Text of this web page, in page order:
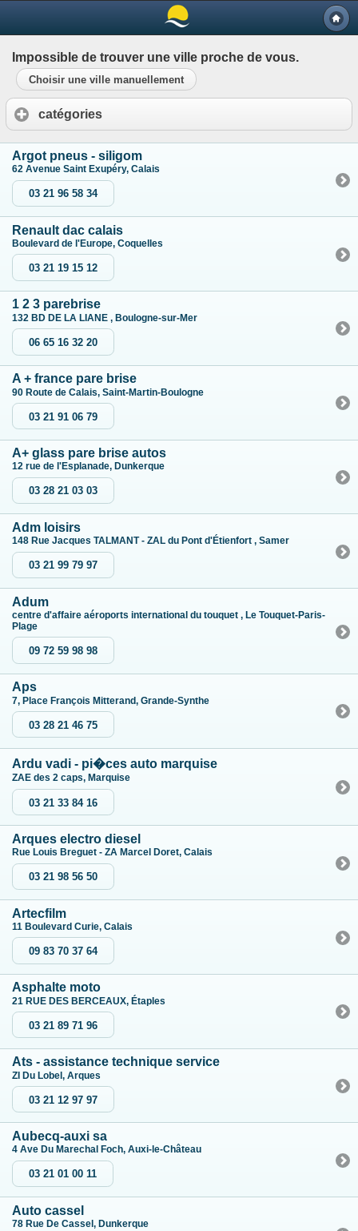
Impossible de trouver une ville proche de vous.
Choisir une ville manuellement
catégories
Argot pneus - siligom
62 Avenue Saint Exupéry, Calais
03 21 96 58 34
Renault dac calais
Boulevard de l'Europe, Coquelles
03 21 19 15 12
1 2 3 parebrise
132 BD DE LA LIANE , Boulogne-sur-Mer
06 65 16 32 20
A + france pare brise
90 Route de Calais, Saint-Martin-Boulogne
03 21 91 06 79
A+ glass pare brise autos
12 rue de l'Esplanade, Dunkerque
03 28 21 03 03
Adm loisirs
148 Rue Jacques TALMANT - ZAL du Pont d'Étienfort , Samer
03 21 99 79 97
Adum
centre d'affaire aéroports international du touquet , Le Touquet-Paris-
Plage
09 72 59 98 98
Aps
7, Place François Mitterand, Grande-Synthe
03 28 21 46 75
Ardu vadi - pi�ces auto marquise
ZAE des 2 caps, Marquise
03 21 33 84 16
Arques electro diesel
Rue Louis Breguet - ZA Marcel Doret, Calais
03 21 98 56 50
Artecfilm
11 Boulevard Curie, Calais
09 83 70 37 64
Asphalte moto
21 RUE DES BERCEAUX, Étaples
03 21 89 71 96
Ats - assistance technique service
ZI Du Lobel, Arques
03 21 12 97 97
Aubecq-auxi sa
4 Ave Du Marechal Foch, Auxi-le-Château
03 21 01 00 11
Auto cassel
78 Rue De Cassel, Dunkerque